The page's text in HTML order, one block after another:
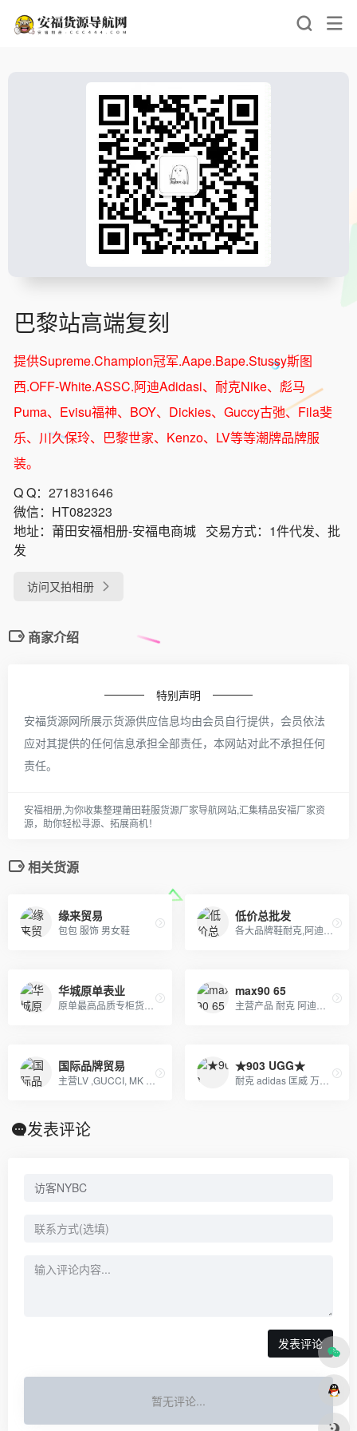
巴黎站高端复刻
提供Supreme.Champion冠军.Aape.Bape.Stussy斯图
西.OFF-White.ASSC.阿迪Adidasi、耐克Nike、彪马
Puma、Evisu福神、BOY、Dickies、Guccy古弛、Fila斐
乐、川久保玲、巴黎世家、Kenzo、LV等等潮牌品牌服
装。
Q Q： 271831646
微信： HT082323
地址： 莆田安福相册-安福电商城 交易方式： 1件代发、批
发
访问又拍相册
商家介绍
特别声明
安福货源网所展示货源供应信息均由会员自行提供，会员依法
应对其提供的任何信息承担全部责任，本网站对此不承担任何
责任。
安福相册,为你收集整理莆田鞋服货源厂家导航网站,汇集精品安福厂家资
源，助你轻松寻源、拓展商机！
相关货源
缘来贸易
包包 服饰 男女鞋
低价总批发
华城原单表业 max90 65
国际品牌贸易 ★903 UGG★
发表评论
发表评论
暂无评论...